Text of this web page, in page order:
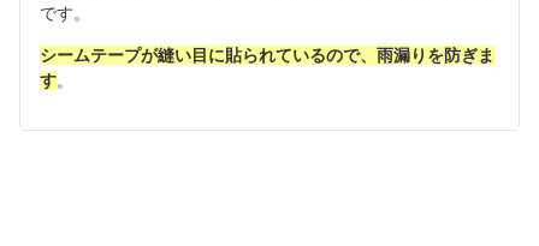
です。
シームテープが縫い目に貼られているので、雨漏りを防ぎま
す。